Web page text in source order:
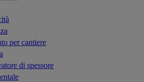
per cantiere
di spessore